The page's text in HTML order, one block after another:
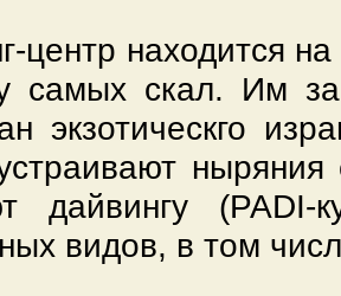
центр находится
самых скал. Им
экзотическго
дайвингу (PADI-
видов, в том